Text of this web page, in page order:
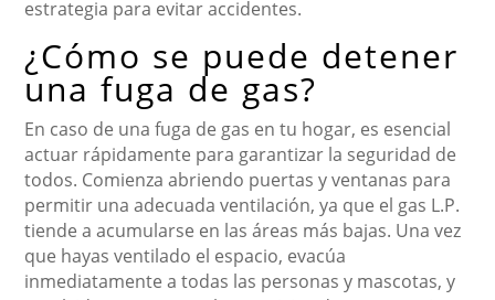
estrategia para evitar accidentes.
¿Cómo se puede detener
una fuga de gas?
En caso de una fuga de gas en tu hogar, es esencial
actuar rápidamente para garantizar la seguridad de
todos. Comienza abriendo puertas y ventanas para
permitir una adecuada ventilación, ya que el gas L.P.
tiende a acumularse en las áreas más bajas. Una vez
que hayas ventilado el espacio, evacúa
inmediatamente a todas las personas y mascotas, y